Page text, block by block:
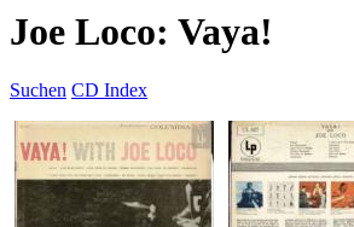
Joe Loco: Vaya!
Suchen CD Index